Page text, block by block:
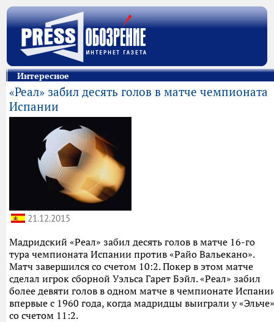
Интересное
«Реал» забил десять голов в матче чемпионата
Испании
21.12.2015
Мадридский «Реал» забил десять голов в матче 16-го
тура чемпионата Испании против «Райо Вальекано».
Матч завершился со счетом 10:2. Покер в этом матче
сделал игрок сборной Уэльса Гарет Бэйл. «Реал» забил
более девяти голов в одном матче в чемпионате
впервые с 1960 года, когда мадридцы выиграли у «Эльче»
со счетом 11:2.